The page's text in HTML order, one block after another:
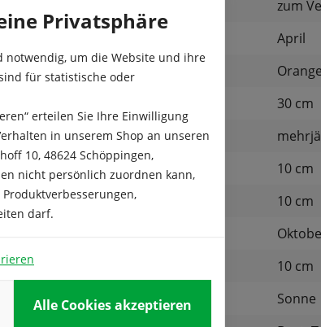
zum
Blüte:
April
Farbe:
30 cm
Kulturdauer:
Pflanzabstand:
10 cm
Pflanztiefe:
10 cm
10 cm
Standort:
Sonne
Privatsphäre
notwendig, um die Website und ihre
für statistische oder
erteilen Sie Ihre Einwilligung
in unserem Shop an unseren
10, 48624 Schöppingen,
nicht persönlich zuordnen kann,
darf.
Alle Cookies akzeptieren